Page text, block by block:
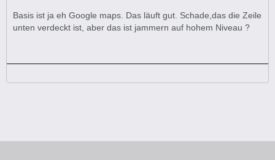
Basis ist ja eh Google maps. Das läuft gut. Schade,das die Zeile
unten verdeckt ist, aber das ist jammern auf hohem Niveau ?